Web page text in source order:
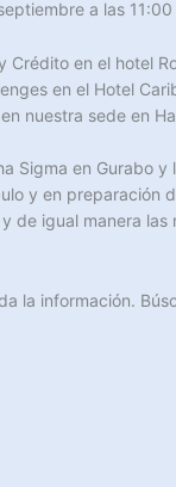
a las
en el hotel
en el Hotel
nuestra sede en
Sigma en Gurabo
y en preparación
de igual manera
la información.